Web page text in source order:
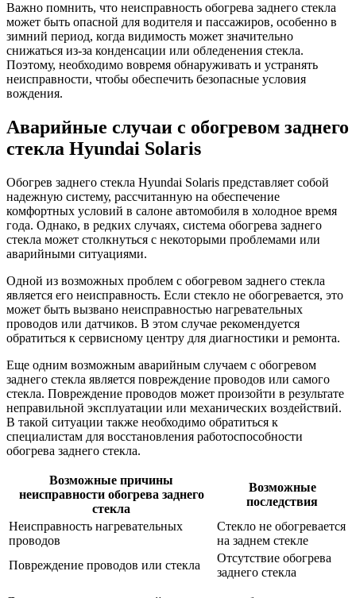
Важно помнить, что неисправность обогрева заднего стекла
может быть опасной для водителя и пассажиров, особенно в
зимний период, когда видимость может значительно
снижаться из-за конденсации или обледенения стекла.
Поэтому, необходимо вовремя обнаруживать и устранять
неисправности, чтобы обеспечить безопасные условия
вождения.
Аварийные случаи с обогревом заднего
стекла Hyundai Solaris
Обогрев заднего стекла Hyundai Solaris представляет собой
надежную систему, рассчитанную на обеспечение
комфортных условий в салоне автомобиля в холодное время
года. Однако, в редких случаях, система обогрева заднего
стекла может столкнуться с некоторыми проблемами или
аварийными ситуациями.
Одной из возможных проблем с обогревом заднего стекла
является его неисправность. Если стекло не обогревается, это
может быть вызвано неисправностью нагревательных
проводов или датчиков. В этом случае рекомендуется
обратиться к сервисному центру для диагностики и ремонта.
Еще одним возможным аварийным случаем с обогревом
заднего стекла является повреждение проводов или самого
стекла. Повреждение проводов может произойти в результате
неправильной эксплуатации или механических воздействий.
В такой ситуации также необходимо обратиться к
специалистам для восстановления работоспособности
обогрева заднего стекла.
Возможные причины
неисправности обогрева заднего
стекла
Возможные
последствия
Неисправность нагревательных
проводов
Стекло не обогревается
на заднем стекле
Повреждение проводов или стекла
Отсутствие обогрева
заднего стекла